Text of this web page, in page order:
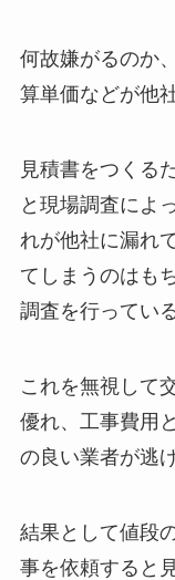
何故嫌がるのか
算単価などが他
見積書をつくる
と現場調査によ
れが他社に漏れ
てしまうのはも
調査を行ってい
これを無視して
優れ、工事費用
の良い業者が逃
結果として値段
事を依頼すると